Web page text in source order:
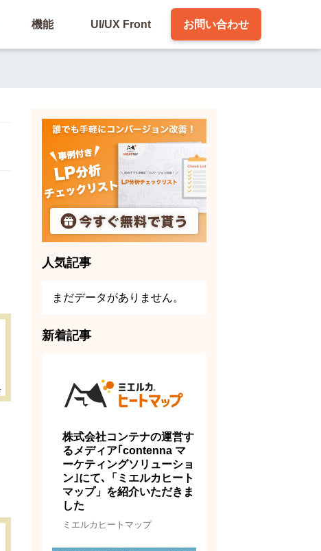
機能 UI/UX Front お問い合わせ
人気記事
まだデータがありません。
新着記事
株式会社コンテナの運営す
るメディア｢contenna マ
ーケティングソリューショ
ン｣にて､「ミエルカヒート
マップ」を紹介いただきま
した
ミエルカヒートマップ